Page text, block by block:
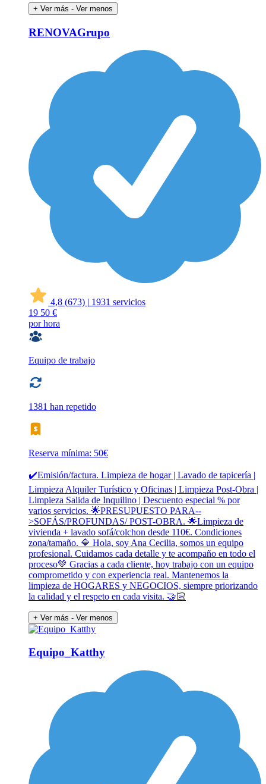
+ Ver más - Ver menos
RENOVAGrupo
4,8 (673) | 1931 servicios
19 50 €
por hora
Equipo de trabajo
1381 han repetido
Reserva mínima: 50€
✔️Emisión/factura. Limpieza de hogar | Lavado de tapicería |
Limpieza Alquiler Turístico y Oficinas | Limpieza Post-Obra |
Limpieza Salida de Inquilino | Descuento especial % por
varios servicios. 🌟PRESUPUESTO PARA--
>SOFÁS/PROFUNDAS/ POST-OBRA. 🌟Limpieza de
vivienda + lavado sofá/colchon desde 110€. Condiciones
zona/tamaño. 🔷 Hola, soy Ana Cecilia, somos un equipo
profesional. Cuidamos cada detalle y te acompaño en todo el
proceso💚 Gracias a cada cliente, hoy trabajo con un equipo
comprometido y con experiencia real. Mantenemos la
limpieza de HOGARES y NEGOCIOS, siempre priorizando
la calidad y el respeto en cada visita. 🤝🏻
+ Ver más - Ver menos
Equipo_Katthy